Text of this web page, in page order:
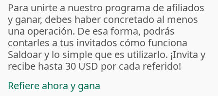
Para unirte a nuestro programa de afiliados
y ganar, debes haber concretado al menos
una operación. De esa forma, podrás
contarles a tus invitados cómo funciona
Saldoar y lo simple que es utilizarlo. ¡Invita y
recibe hasta 30 USD por cada referido!
Refiere ahora y gana